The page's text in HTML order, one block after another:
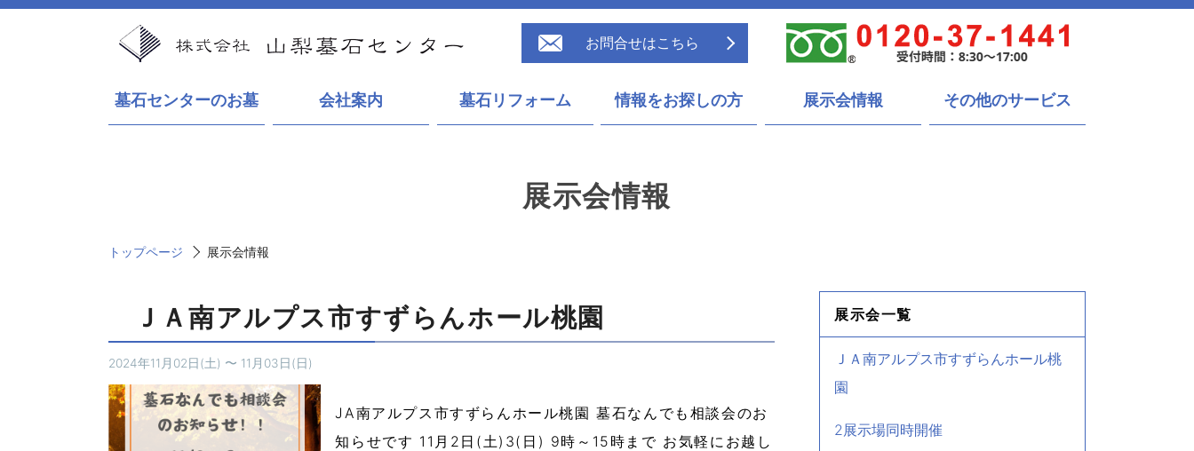
お問合せはこちら
墓石センターのお墓 会社案内 墓石リフォーム 情報をお探しの方 展示会情報 その他のサービス
展示会情報
トップページ 展示会情報
ＪＡ南アルプス市すずらんホール桃園
2024年11月02日(土) 〜 11月03日(日)
JA南アルプス市すずらんホール桃園 墓石なんでも相談会のお
知らせです 11月2日(土)3(日) 9時～15時まで お気軽にお越し
展示会一覧
ＪＡ南アルプス市すずらんホール桃
園
2展示場同時開催